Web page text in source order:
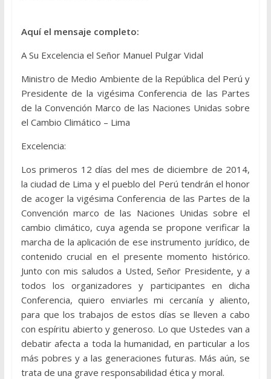
Aquí el mensaje completo:
A Su Excelencia el Señor Manuel Pulgar Vidal
Ministro de Medio Ambiente de la República del Perú y
Presidente de la vigésima Conferencia de las Partes
de la Convención Marco de las Naciones Unidas sobre
el Cambio Climático – Lima
Excelencia:
Los primeros 12 días del mes de diciembre de 2014,
la ciudad de Lima y el pueblo del Perú tendrán el honor
de acoger la vigésima Conferencia de las Partes de la
Convención marco de las Naciones Unidas sobre el
cambio climático, cuya agenda se propone verificar la
marcha de la aplicación de ese instrumento jurídico, de
contenido crucial en el presente momento histórico.
Junto con mis saludos a Usted, Señor Presidente, y a
todos los organizadores y participantes en dicha
Conferencia, quiero enviarles mi cercanía y aliento,
para que los trabajos de estos días se lleven a cabo
con espíritu abierto y generoso. Lo que Ustedes van a
debatir afecta a toda la humanidad, en particular a los
más pobres y a las generaciones futuras. Más aún, se
trata de una grave responsabilidad ética y moral.